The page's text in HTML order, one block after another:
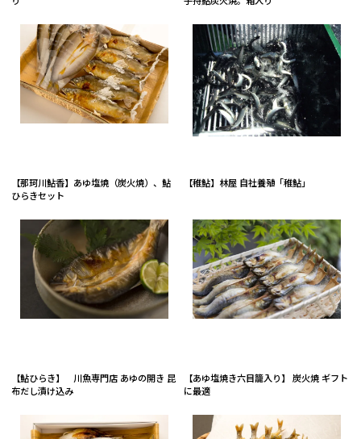
【那珂川鮎香】あゆ塩焼（炭火焼）、鮎
ひらきセット
【稚鮎】林屋 自社養殖「稚鮎」
【鮎ひらき】 川魚専門店 あゆの開き 昆
布だし漬け込み
【あゆ塩焼き六目籠入り】 炭火焼 ギフト
に最適